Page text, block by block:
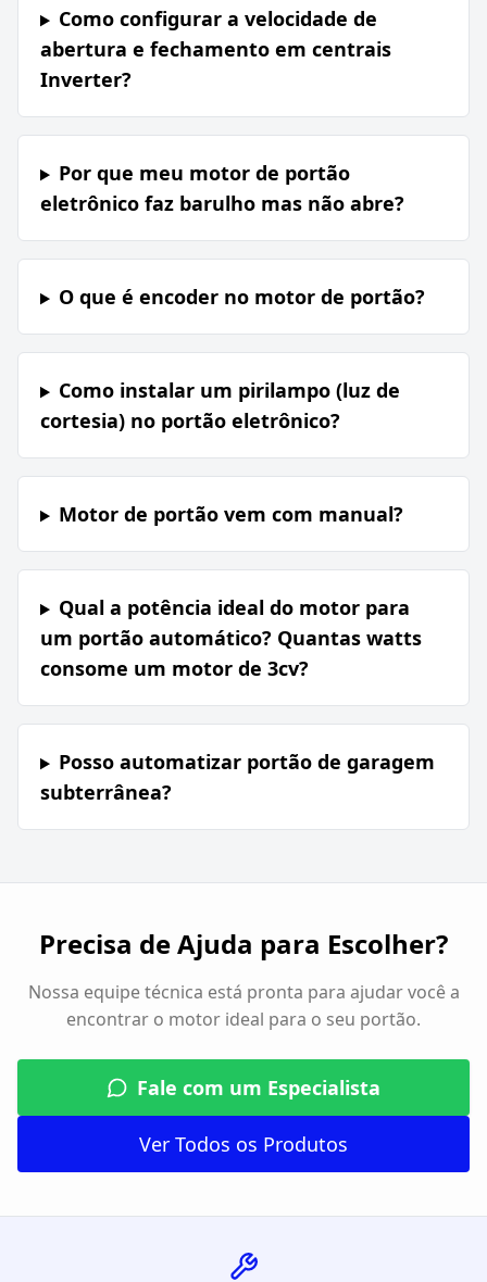
Como configurar a velocidade de
abertura e fechamento em centrais
Inverter?
Por que meu motor de portão
eletrônico faz barulho mas não abre?
O que é encoder no motor de portão?
Como instalar um pirilampo (luz de
cortesia) no portão eletrônico?
Motor de portão vem com manual?
Qual a potência ideal do motor para
um portão automático? Quantas watts
consome um motor de 3cv?
Posso automatizar portão de garagem
subterrânea?
Precisa de Ajuda para Escolher?
Nossa equipe técnica está pronta para ajudar você a
encontrar o motor ideal para o seu portão.
Fale com um Especialista
Ver Todos os Produtos